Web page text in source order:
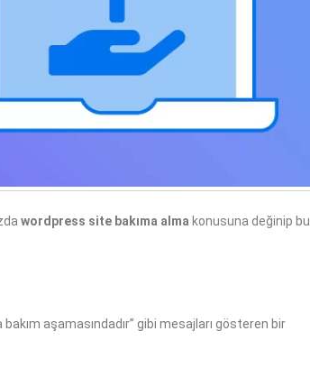
wordpress site bakıma alma konusuna değinip bu
aşamasındadır” gibi mesajları gösteren bir